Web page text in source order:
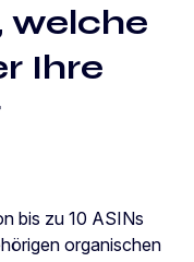
welche
Ihre
bis zu 10 ASINs
organischen